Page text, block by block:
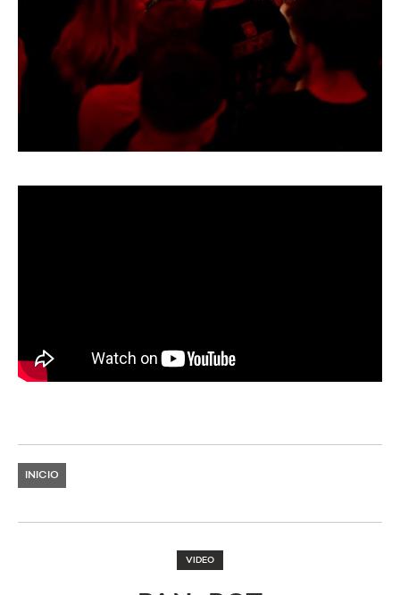
INICIO
VIDEO